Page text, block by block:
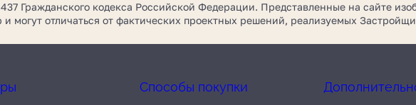
Гражданского кодекса Российской Федерации. Представленные на сайте
и могут отличаться от фактических проектных решений, реализуемых
Способы покупки